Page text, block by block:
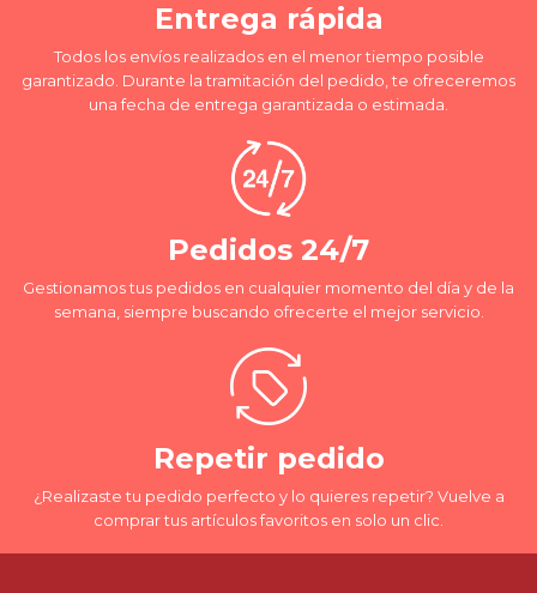
Entrega rápida
Todos los envíos realizados en el menor tiempo posible
garantizado. Durante la tramitación del pedido, te ofreceremos
una fecha de entrega garantizada o estimada.
Pedidos 24/7
Gestionamos tus pedidos en cualquier momento del día y de la
semana, siempre buscando ofrecerte el mejor servicio.
Repetir pedido
¿Realizaste tu pedido perfecto y lo quieres repetir? Vuelve a
comprar tus artículos favoritos en solo un clic.